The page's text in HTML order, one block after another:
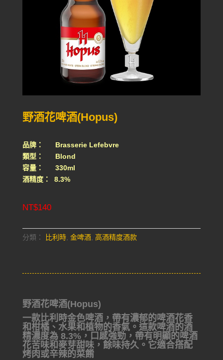
野酒花啤酒(Hopus)
品牌： Brasserie Lefebvre
類型： Blond
容量： 330ml
酒精度： 8.3%
NT$140
分類： 比利時, 金啤酒, 高酒精度酒款
野酒花啤酒(Hopus)
一款比利時金色啤酒，帶有濃郁的啤酒花香
和柑橘、水果和植物的香氣。這款啤酒的酒
精濃度為 8.3%，口感強勁，帶有明顯的啤酒
花苦味和麥芽甜味，餘味持久。它適合搭配
烤肉或辛辣的菜餚